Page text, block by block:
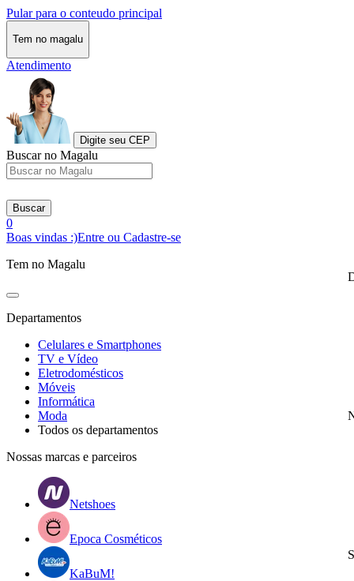
Pular para o conteudo principal
Tem no magalu
Atendimento
Digite seu CEP
Buscar no Magalu
Buscar
0
Boas vindas :)Entre ou Cadastre-se
Tem no Magalu
Departamentos
Celulares e Smartphones
TV e Vídeo
Eletrodomésticos
Móveis
Informática
Moda
Todos os departamentos
Nossas marcas e parceiros
Netshoes
Epoca Cosméticos
KaBuM!